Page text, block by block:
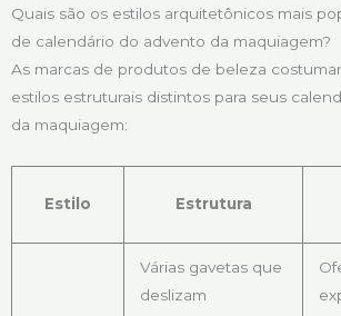
Quais são os estilos arquitetônicos mais
de calendário do advento da maquiagem?
As marcas de produtos de beleza
estilos estruturais distintos para seus
da maquiagem:
Estilo Estrutura
Várias gavetas que
deslizam